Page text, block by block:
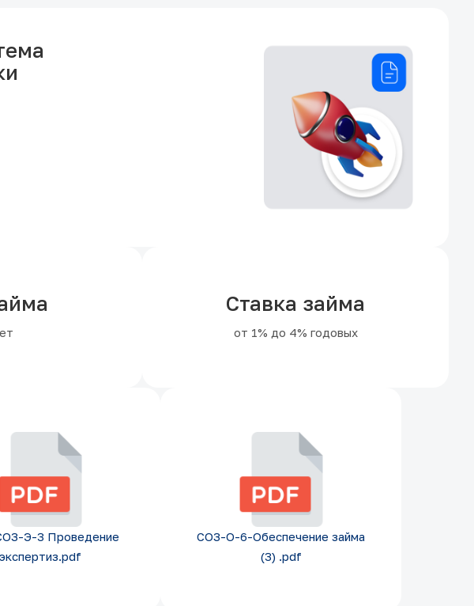
Ставка займа
от 1% до 4% годовых
Э-3 Проведение
экспертиз.pdf
СОЗ-О-6-Обеспечение займа
(3) .pdf